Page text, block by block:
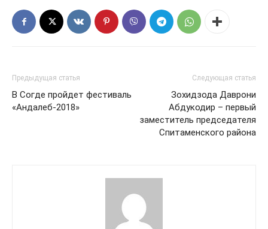
Предыдущая статья
В Согде пройдет фестиваль
«Андалеб-2018»
Следующая статья
Зохидзода Даврони
Абдукодир – первый
заместитель председателя
Спитаменского района